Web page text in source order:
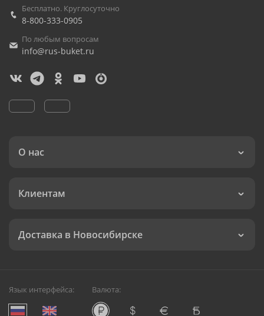
Бесплатно. Круглосуточно
8-800-333-0905
По любым вопросам
info@rus-buket.ru
О нас
Клиентам
Доставка в Новосибирске
Язык интерфейса: Валюта: